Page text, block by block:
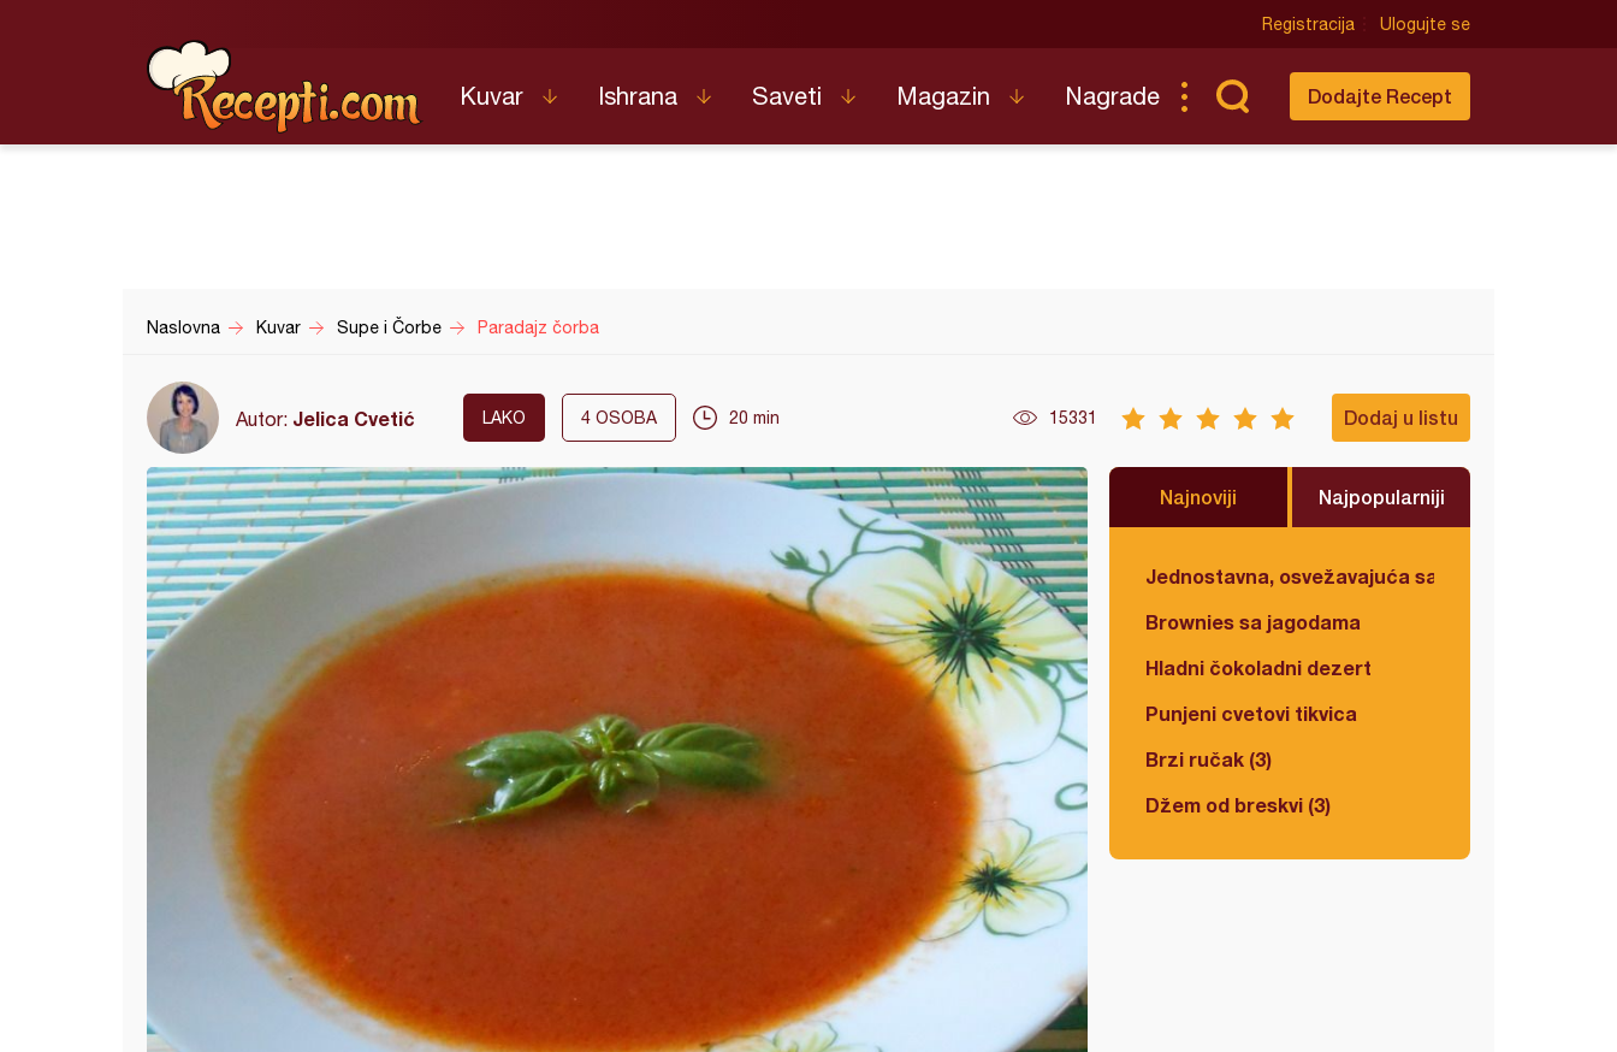
Registracija Ulogujte se
Kuvar Ishrana Saveti Magazin Nagrade Dodajte Recept
Naslovna Kuvar Supe i Čorbe Paradajz čorba
Autor: Jelica Cvetić LAKO 4 OSOBA 20 min 15331 Dodaj u listu
Najnoviji Najpopularniji
Jednostavna, osvežavajuća salata
Brownies sa jagodama
Hladni čokoladni dezert
Punjeni cvetovi tikvica
Brzi ručak (3)
Džem od breskvi (3)